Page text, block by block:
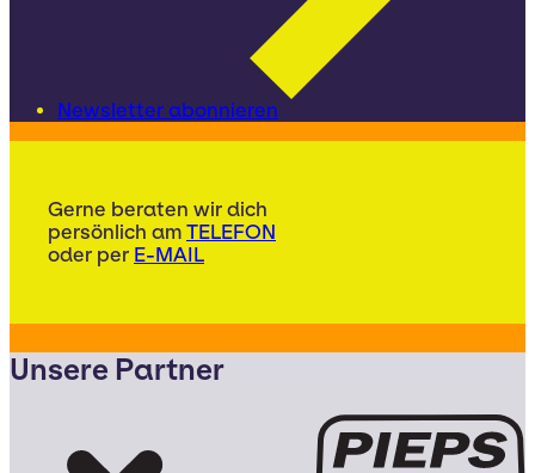
Newsletter abonnieren
Gerne beraten wir dich
persönlich am TELEFON
oder per E-MAIL
Unsere Partner